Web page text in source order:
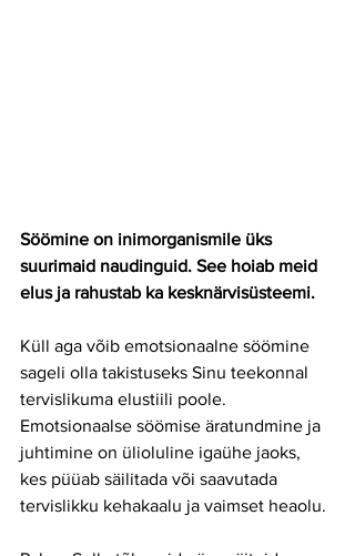
Söömine on inimorganismile üks
suurimaid naudinguid. See hoiab meid
elus ja rahustab ka kesknärvisüsteemi.
Küll aga võib emotsionaalne söömine
sageli olla takistuseks Sinu teekonnal
tervislikuma elustiili poole.
Emotsionaalse söömise äratundmine ja
juhtimine on ülioluline igaühe jaoks,
kes püüab säilitada või saavutada
tervislikku kehakaalu ja vaimset heaolu.